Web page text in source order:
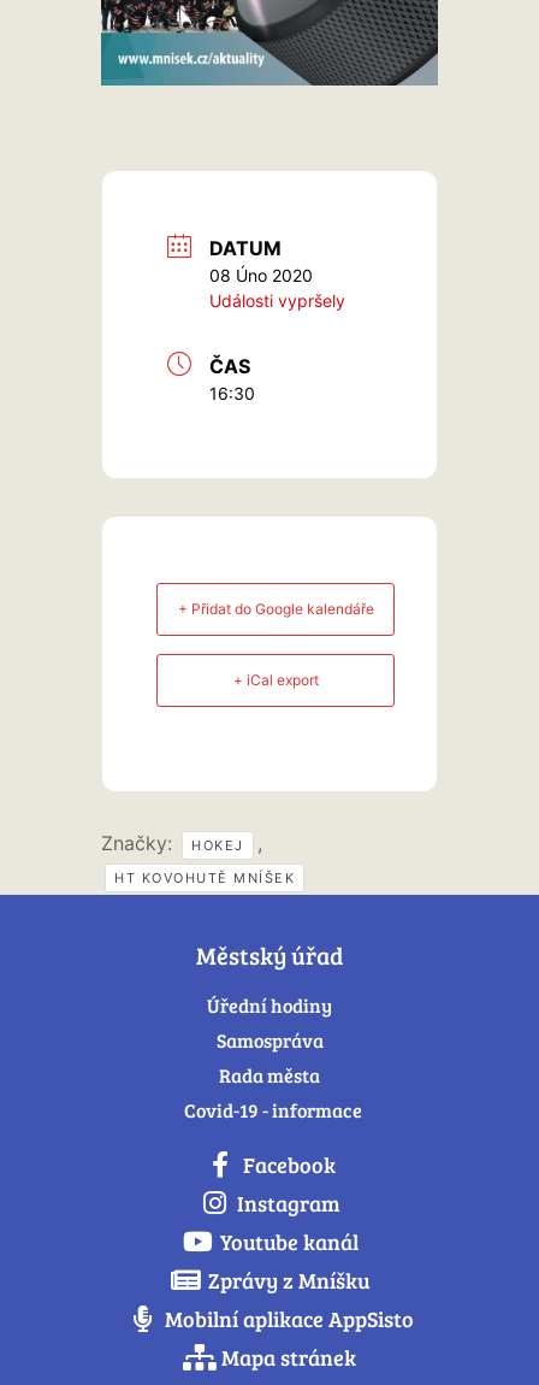
DATUM
08 Úno 2020
Události vypršely
ČAS
16:30
+ Přidat do Google kalendáře
+ iCal export
Značky: HOKEJ ,
HT KOVOHUTĚ MNÍŠEK
Městský úřad
Úřední hodiny
Samospráva
Rada města
Covid-19 - informace
Facebook
Instagram
Youtube kanál
Zprávy z Mníšku
Mobilní aplikace AppSisto
Mapa stránek